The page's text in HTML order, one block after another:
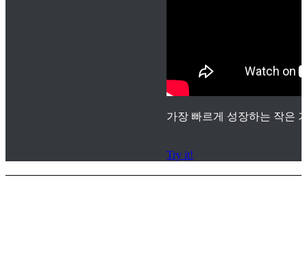
가장 빠르게 성장하는 작은
Try it!